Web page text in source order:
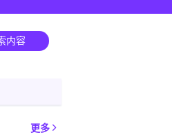
更多